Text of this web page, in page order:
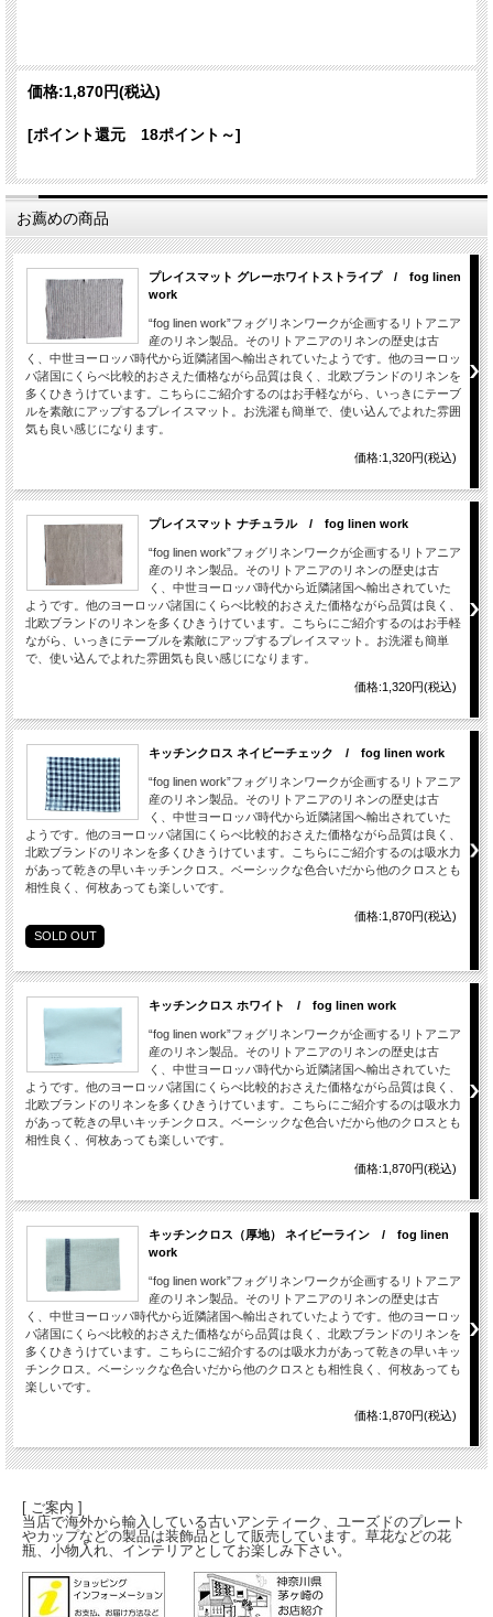
価格:1,870円(税込)
[ポイント還元 18ポイント～]
お薦めの商品
プレイスマット グレーホワイトストライプ / fog linen
work
“fog linen work”フォグリネンワークが企画するリトアニア
産のリネン製品。そのリトアニアのリネンの歴史は古
く、中世ヨーロッパ時代から近隣諸国へ輸出されていたようです。他のヨーロッ
パ諸国にくらべ比較的おさえた価格ながら品質は良く、北欧ブランドのリネンを
多くひきうけています。こちらにご紹介するのはお手軽ながら、いっきにテーブ
ルを素敵にアップするプレイスマット。お洗濯も簡単で、使い込んでよれた雰囲
気も良い感じになります。
価格:1,320円(税込)
プレイスマット ナチュラル / fog linen work
“fog linen work”フォグリネンワークが企画するリトアニア
産のリネン製品。そのリトアニアのリネンの歴史は古
く、中世ヨーロッパ時代から近隣諸国へ輸出されていた
ようです。他のヨーロッパ諸国にくらべ比較的おさえた価格ながら品質は良く、
北欧ブランドのリネンを多くひきうけています。こちらにご紹介するのはお手軽
ながら、いっきにテーブルを素敵にアップするプレイスマット。お洗濯も簡単
で、使い込んでよれた雰囲気も良い感じになります。
価格:1,320円(税込)
キッチンクロス ネイビーチェック / fog linen work
“fog linen work”フォグリネンワークが企画するリトアニア
産のリネン製品。そのリトアニアのリネンの歴史は古
く、中世ヨーロッパ時代から近隣諸国へ輸出されていた
ようです。他のヨーロッパ諸国にくらべ比較的おさえた価格ながら品質は良く、
北欧ブランドのリネンを多くひきうけています。こちらにご紹介するのは吸水力
があって乾きの早いキッチンクロス。ベーシックな色合いだから他のクロスとも
相性良く、何枚あっても楽しいです。
価格:1,870円(税込)
SOLD OUT
キッチンクロス ホワイト / fog linen work
“fog linen work”フォグリネンワークが企画するリトアニア
産のリネン製品。そのリトアニアのリネンの歴史は古
く、中世ヨーロッパ時代から近隣諸国へ輸出されていた
ようです。他のヨーロッパ諸国にくらべ比較的おさえた価格ながら品質は良く、
北欧ブランドのリネンを多くひきうけています。こちらにご紹介するのは吸水力
があって乾きの早いキッチンクロス。ベーシックな色合いだから他のクロスとも
相性良く、何枚あっても楽しいです。
価格:1,870円(税込)
キッチンクロス（厚地） ネイビーライン / fog linen
work
“fog linen work”フォグリネンワークが企画するリトアニア
産のリネン製品。そのリトアニアのリネンの歴史は古
く、中世ヨーロッパ時代から近隣諸国へ輸出されていたようです。他のヨーロッ
パ諸国にくらべ比較的おさえた価格ながら品質は良く、北欧ブランドのリネンを
多くひきうけています。こちらにご紹介するのは吸水力があって乾きの早いキッ
チンクロス。ベーシックな色合いだから他のクロスとも相性良く、何枚あっても
楽しいです。
価格:1,870円(税込)
[ ご案内 ]
当店で海外から輸入している古いアンティーク、ユーズドのプレート
やカップなどの製品は装飾品として販売しています。草花などの花
瓶、小物入れ、インテリアとしてお楽しみ下さい。